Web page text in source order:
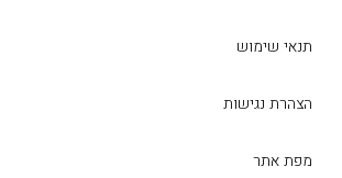
תנאי שימוש
הצהרת נגישות
מפת אתר